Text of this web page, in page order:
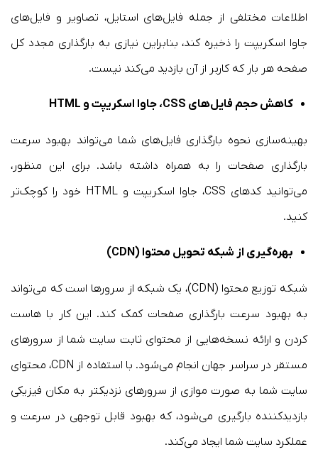
اطلاعات مختلفی از جمله فایل‌های استایل، تصاویر و فایل‌های
جاوا اسکریپت را ذخیره کند، بنابراین نیازی به بارگذاری مجدد کل
صفحه هر بار که کاربر از آن بازدید می‌کند نیست.
کاهش حجم فایل‌های CSS، جاوا اسکریپت و HTML
بهینه‌سازی نحوه بارگذاری فایل‌های شما می‌تواند بهبود سرعت
بارگذاری صفحات را به همراه داشته باشد. برای این منظور،
می‌توانید کدهای CSS، جاوا اسکریپت و HTML خود را کوچک‌تر
کنید.
بهره‌گیری از شبکه تحویل محتوا (CDN)
شبکه توزیع محتوا (CDN)، یک شبکه از سرورها است که می‌تواند
به بهبود سرعت بارگذاری صفحات کمک کند. این کار با هاست
کردن و ارائه نسخه‌هایی از محتوای ثابت سایت شما از سرورهای
مستقر در سراسر جهان انجام می‌شود. با استفاده از CDN، محتوای
سایت شما به صورت موازی از سرورهای نزدیکتر به مکان فیزیکی
بازدیدکننده بارگیری می‌شود، که بهبود قابل توجهی در سرعت و
عملکرد سایت شما ایجاد می‌کند.